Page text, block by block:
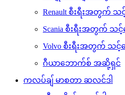
Renault စီးရီးအတွက်
Scania စီးရီးအတွက်
Volvo စီးရီးအတွက် သ
ဂီယာဘောက်စ် အဆို့ရှင်
ကလပ်ချ် မာစတာ ဆလင်ဒါ